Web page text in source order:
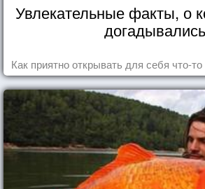
Увлекательные факты, о
Как приятно открывать для себя что-